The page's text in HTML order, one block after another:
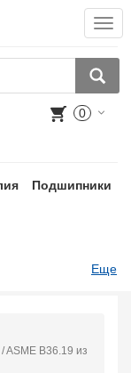
0
Подшипники
Еще
ASME B36.19 из